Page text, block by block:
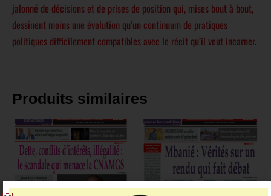
jalonné de décisions et de prises de position qui, mises bout à bout,
dessinent moins une évolution qu’un continuum de pratiques
politiques difficilement compatibles avec le récit qu’il veut incarner.
Produits similaires